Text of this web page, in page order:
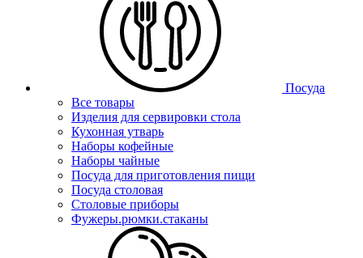
Посуда
Все товары
Изделия для сервировки стола
Кухонная утварь
Наборы кофейные
Наборы чайные
Посуда для приготовления пищи
Посуда столовая
Столовые приборы
Фужеры.рюмки.стаканы